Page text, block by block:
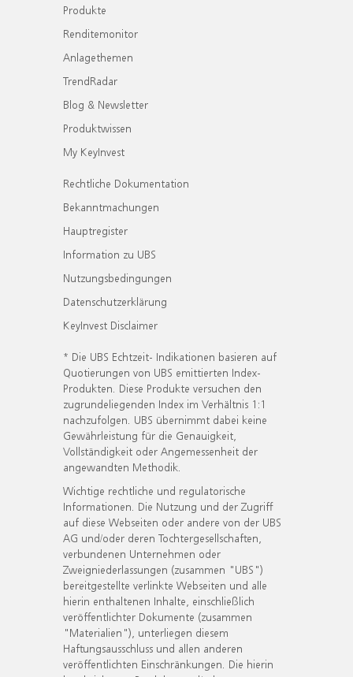
Produkte
Renditemonitor
Anlagethemen
TrendRadar
Blog & Newsletter
Produktwissen
My KeyInvest
Rechtliche Dokumentation
Bekanntmachungen
Hauptregister
Information zu UBS
Nutzungsbedingungen
Datenschutzerklärung
KeyInvest Disclaimer
* Die UBS Echtzeit- Indikationen basieren auf
Quotierungen von UBS emittierten Index-
Produkten. Diese Produkte versuchen den
zugrundeliegenden Index im Verhältnis 1:1
nachzufolgen. UBS übernimmt dabei keine
Gewährleistung für die Genauigkeit,
Vollständigkeit oder Angemessenheit der
angewandten Methodik.
Wichtige rechtliche und regulatorische
Informationen. Die Nutzung und der Zugriff
auf diese Webseiten oder andere von der UBS
AG und/oder deren Tochtergesellschaften,
verbundenen Unternehmen oder
Zweigniederlassungen (zusammen "UBS")
bereitgestellte verlinkte Webseiten und alle
hierin enthaltenen Inhalte, einschließlich
veröffentlichter Dokumente (zusammen
"Materialien"), unterliegen diesem
Haftungsausschluss und allen anderen
veröffentlichten Einschränkungen. Die hierin